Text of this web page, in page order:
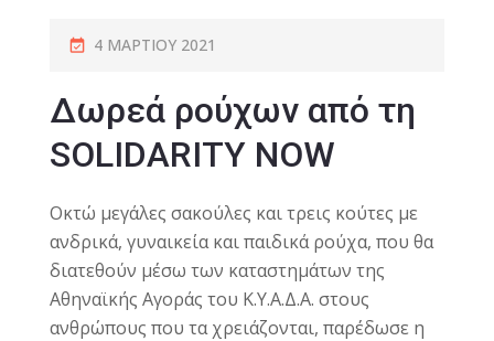
4 ΜΑΡΤΊΟΥ 2021
Δωρεά ρoύχων από τη
SOLIDARITY NOW
Οκτώ μεγάλες σακούλες και τρεις κούτες με
ανδρικά, γυναικεία και παιδικά ρούχα, που θα
διατεθούν μέσω των καταστημάτων της
Αθηναϊκής Αγοράς του Κ.Υ.Α.Δ.Α. στους
ανθρώπους που τα χρειάζονται, παρέδωσε η